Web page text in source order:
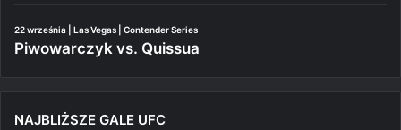
22 września | Las Vegas | Contender Series
Piwowarczyk vs. Quissua
NAJBLIŻSZE GALE UFC